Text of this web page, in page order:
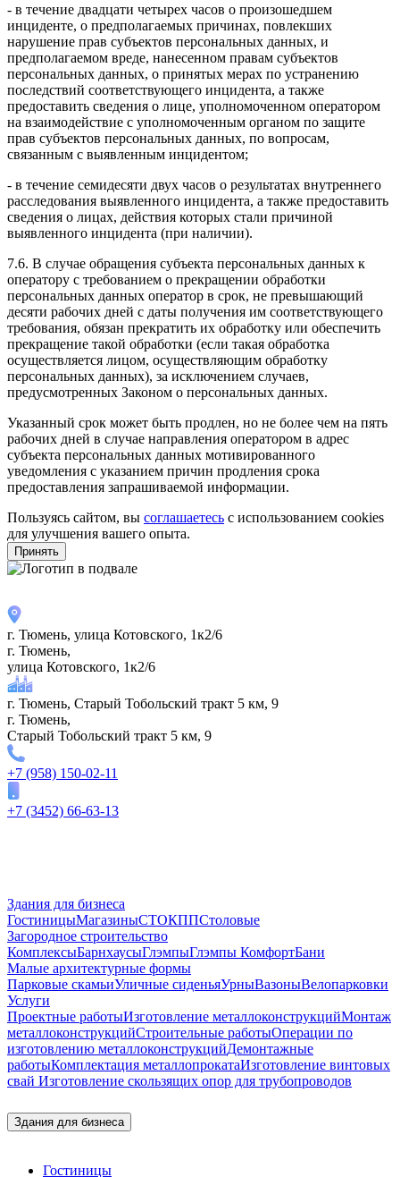
- в течение двадцати четырех часов о произошедшем
инциденте, о предполагаемых причинах, повлекших
нарушение прав субъектов персональных данных, и
предполагаемом вреде, нанесенном правам субъектов
персональных данных, о принятых мерах по устранению
последствий соответствующего инцидента, а также
предоставить сведения о лице, уполномоченном оператором
на взаимодействие с уполномоченным органом по защите
прав субъектов персональных данных, по вопросам,
связанным с выявленным инцидентом;
- в течение семидесяти двух часов о результатах внутреннего
расследования выявленного инцидента, а также предоставить
сведения о лицах, действия которых стали причиной
выявленного инцидента (при наличии).
7.6. В случае обращения субъекта персональных данных к
оператору с требованием о прекращении обработки
персональных данных оператор в срок, не превышающий
десяти рабочих дней с даты получения им соответствующего
требования, обязан прекратить их обработку или обеспечить
прекращение такой обработки (если такая обработка
осуществляется лицом, осуществляющим обработку
персональных данных), за исключением случаев,
предусмотренных Законом о персональных данных.
Указанный срок может быть продлен, но не более чем на пять
рабочих дней в случае направления оператором в адрес
субъекта персональных данных мотивированного
уведомления с указанием причин продления срока
предоставления запрашиваемой информации.
Пользуясь сайтом, вы соглашаетесь с использованием cookies
для улучшения вашего опыта.
Принять
г. Тюмень, улица Котовского, 1к2/6
г. Тюмень,
улица Котовского, 1к2/6
г. Тюмень, Старый Тобольский тракт 5 км, 9
г. Тюмень,
Старый Тобольский тракт 5 км, 9
+7 (958) 150-02-11
+7 (3452) 66-63-13
Здания для бизнеса
ГостиницыМагазиныСТОКППСтоловые
Загородное строительство
КомплексыБарнхаусыГлэмпыГлэмпы КомфортБани
Малые архитектурные формы
Парковые скамьиУличные сиденьяУрныВазоныВелопарковки
Услуги
Проектные работыИзготовление металлоконструкцийМонтаж
металлоконструкцийСтроительные работыОперации по
изготовлению металлоконструкцийДемонтажные
работыКомплектация металлопрокатаИзготовление винтовых
свай Изготовление скользящих опор для трубопроводов
Здания для бизнеса
Гостиницы